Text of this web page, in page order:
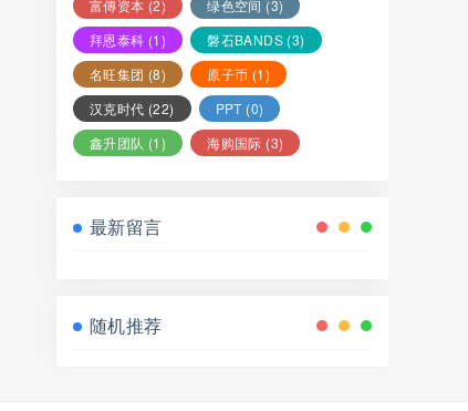
富傳资本 (2) 绿色空间 (3)
拜恩泰科 (1) 磐石BANDS (3)
名旺集团 (8) 原子币 (1)
汉克时代 (22) PPT (0)
鑫升团队 (1) 海购国际 (3)
最新留言
随机推荐